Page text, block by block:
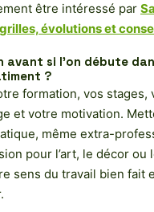
être intéressé par
évolutions et
avant si l’on débute
?
formation, vos stages,
et votre motivation.
même extra-
pour l’art, le décor ou
sens du travail bien fait